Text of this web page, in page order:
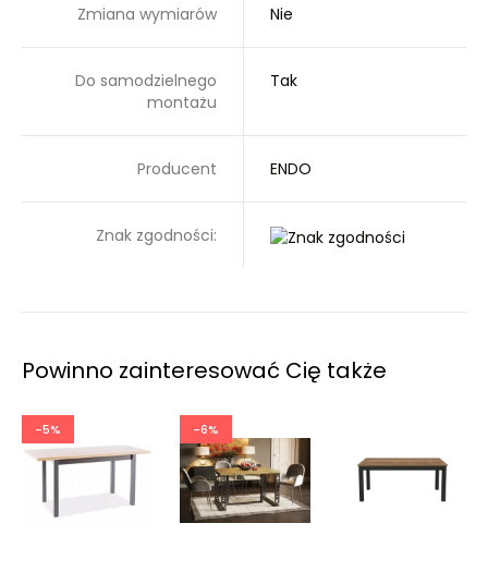
Zmiana wymiarów Nie
Do samodzielnego
montażu
Tak
Producent ENDO
Znak zgodności:
Powinno zainteresować Cię także
-5% -6%